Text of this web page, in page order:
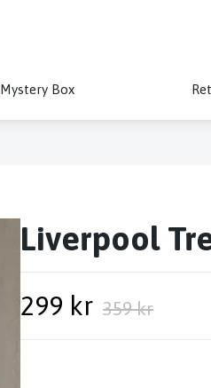
Mystery Box
Liverpool
299 kr 359 kr